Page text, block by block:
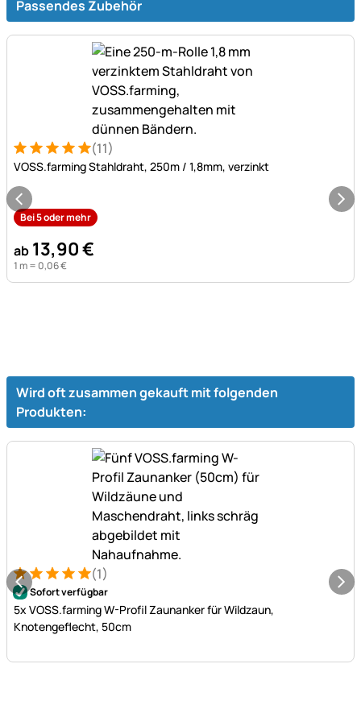
Passendes Zubehör
Bewertung: 5 von 5 (11 Bewertungen)
11 Bewertungen
(11)
VOSS.farming Stahldraht, 250m / 1,8mm, verzinkt
Bei 5 oder mehr
ab 13,90€
1 m = 0,06€
Wird oft zusammen gekauft mit folgenden
Produkten:
Bewertung: 5 von 5 (1 Bewertungen)
1 Bewertung (1)
Sofort verfügbar
5x VOSS.farming W-Profil Zaunanker für Wildzaun,
Knotengeflecht, 50cm